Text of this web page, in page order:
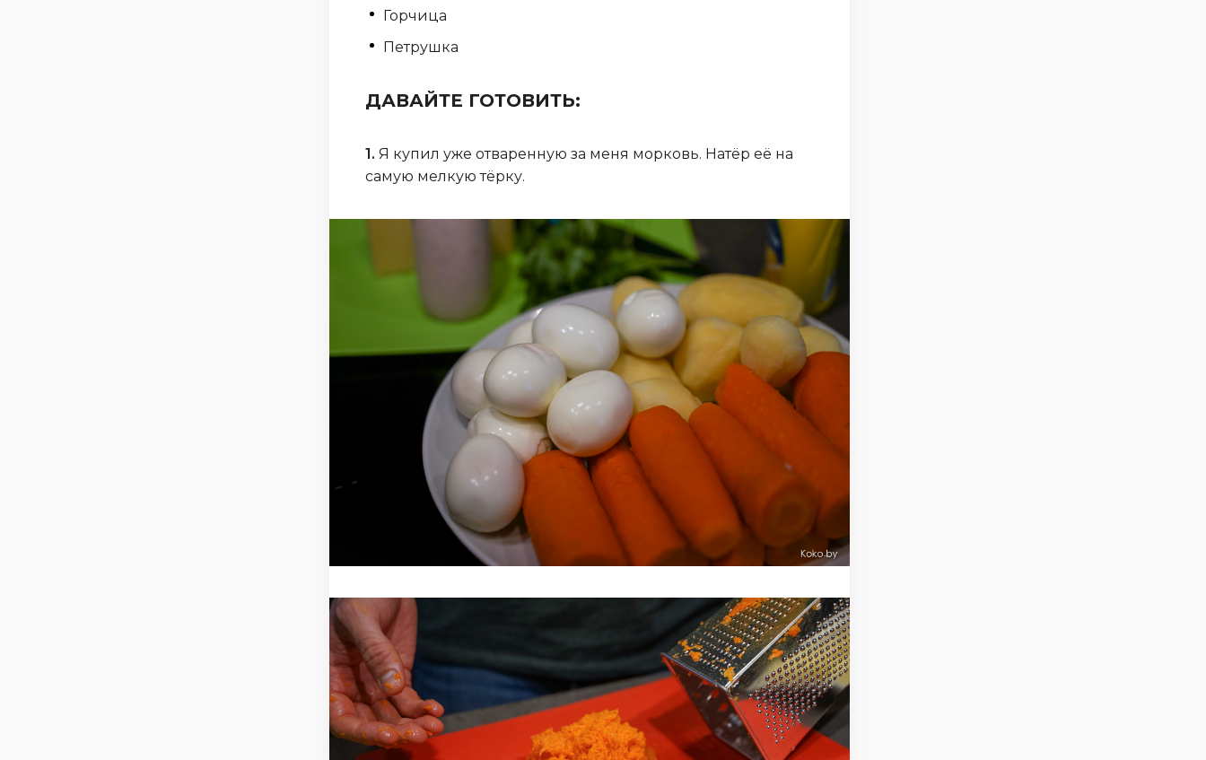
Горчица
Петрушка
ДАВАЙТЕ ГОТОВИТЬ:
1. Я купил уже отваренную за меня морковь. Натёр её на
самую мелкую тёрку.